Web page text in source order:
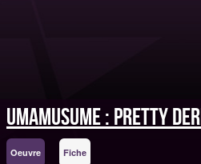
Umamusume : Pretty
Oeuvre Fiche